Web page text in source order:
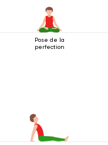
Pose de la
perfection